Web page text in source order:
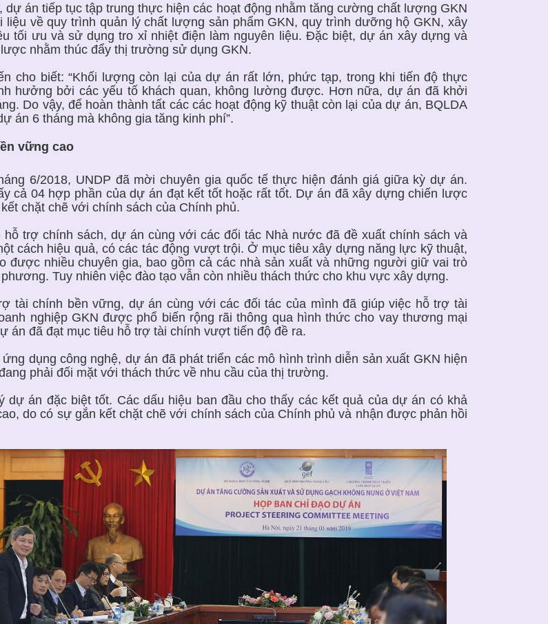
dự án tiếp tục tập trung thực hiện các hoạt động nhằm tăng cường chất lượng GKN
liệu về quy trình quản lý chất lượng sản phẩm GKN, quy trình dưỡng hộ GKN, xây
tối ưu và sử dụng tro xỉ nhiệt điện làm nguyên liệu. Đặc biệt, dự án xây dựng và
nhằm thúc đẩy thị trường sử dụng GKN.
cho biết: “Khối lượng còn lại của dự án rất lớn, phức tạp, trong khi tiến độ thực
hưởng bởi các yếu tố khách quan, không lường được. Hơn nữa, dự án đã khởi
Do vậy, để hoàn thành tất các các hoạt động kỹ thuật còn lại của dự án, BQLDA
án 6 tháng mà không gia tăng kinh phí”.
vững cao
6/2018, UNDP đã mời chuyên gia quốc tế thực hiện đánh giá giữa kỳ dự án.
cả 04 hợp phần của dự án đạt kết tốt hoặc rất tốt. Dự án đã xây dựng chiến lược
chặt chẽ với chính sách của Chính phủ.
trợ chính sách, dự án cùng với các đối tác Nhà nước đã đề xuất chính sách và
cách hiệu quả, có các tác động vượt trội. Ở mục tiêu xây dựng năng lực kỹ thuật,
được nhiều chuyên gia, bao gồm cả các nhà sản xuất và những người giữ vai trò
Tuy nhiên việc đào tạo vẫn còn nhiều thách thức cho khu vực xây dựng.
tài chính bền vững, dự án cùng với các đối tác của mình đã giúp việc hỗ trợ tài
nghiệp GKN được phổ biến rộng rãi thông qua hình thức cho vay thương mại
án đã đạt mục tiêu hỗ trợ tài chính vượt tiến độ đề ra.
dụng công nghệ, dự án đã phát triển các mô hình trình diễn sản xuất GKN hiện
phải đối mặt với thách thức về nhu cầu của thị trường.
dự án đặc biệt tốt. Các dấu hiệu ban đầu cho thấy các kết quả của dự án có khả
do có sự gắn kết chặt chẽ với chính sách của Chính phủ và nhận được phản hồi